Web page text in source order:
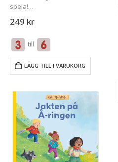
spela!
magiska toner i luften. Den
skogsorkestern värmer upp
inför en alldeles speciell
föreställning. Det kommer att
bli en oförglömlig kväll!…
249 kr
till
LÄGG TILL I VARUKORG